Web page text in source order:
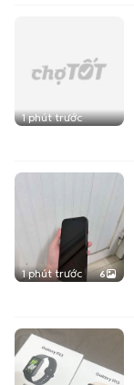
1 phút trước
1 phút trước 6